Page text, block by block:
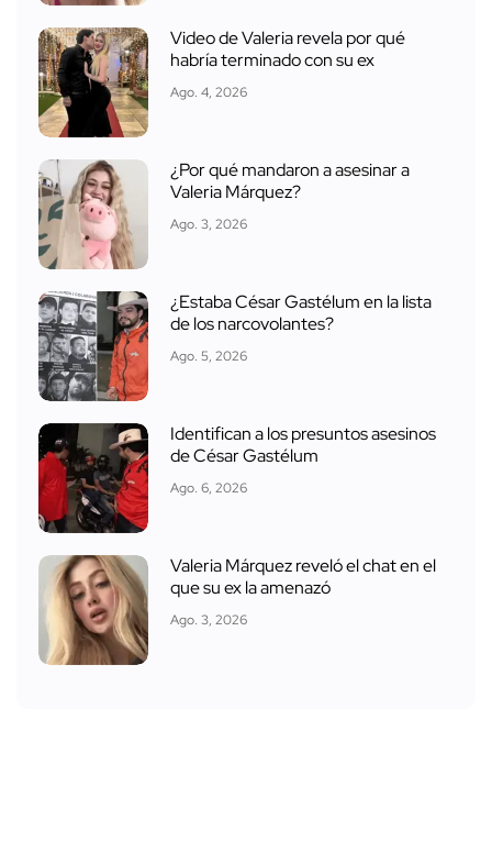
Video de Valeria revela por qué
habría terminado con su ex
Ago. 4, 2026
¿Por qué mandaron a asesinar a
Valeria Márquez?
Ago. 3, 2026
¿Estaba César Gastélum en la lista
de los narcovolantes?
Ago. 5, 2026
Identifican a los presuntos asesinos
de César Gastélum
Ago. 6, 2026
Valeria Márquez reveló el chat en el
que su ex la amenazó
Ago. 3, 2026